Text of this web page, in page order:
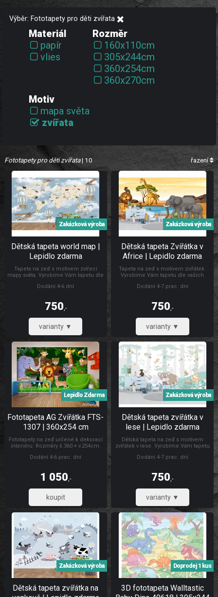
Výběr: Fototapety pro děti zvířata
Materiál
papír
vlies
Rozměr
160x110cm
305x244cm
360x254cm
360x270cm
Motiv
mapa světa
zvířata
Fototapety pro děti zvířata| 10 řazení
Dětská tapeta world map |
Lepidlo zdarma
Tapeta na zeď s motivem zvířecí
mapy světa. Vyrobíme Vám tapetu dle
napište do poznámky k objednávce.
pro děti zvířata
Zakázková výroba
Dodání 4-6 dní
750,-
619,83
Dětská tapeta Zvířátka v
Africe | Lepidlo zdarma
Tapeta na zeď s motivem zvířátek.
Vyrobíme Vám tapetu dle vašich
poznámky k objednávce. Ekosolventí
Zakázková výroba
Dodání 4-7 prac. dní
750,-
619,83
Fototapeta AG Zvířátka FTS-
1307 | 360x254 cm
Fototapety na zeď určené k dekoraci
interiéru. Rozměry š.360 × v.254cm.
v ČR. Snadné lepení ve čtyřech
Lepidlo Zdarma
Dodání 4-6 prac. dní
1 050,-
867,77
Dětská tapeta zvířátka v
lese | Lepidlo zdarma
Dětská tapeta na zeď s motivem
zvířátek v lese. Vyrobíme Vám tapetu
napište do poznámky k objednávce.
na Vaše přání
Zakázková výroba
Dodání 4-7 prac. dní
750,-
619,83
Dětská tapeta zvířátka na
Zakázková výroba
3D fototapeta Walltastic
Doprodej 1 kus